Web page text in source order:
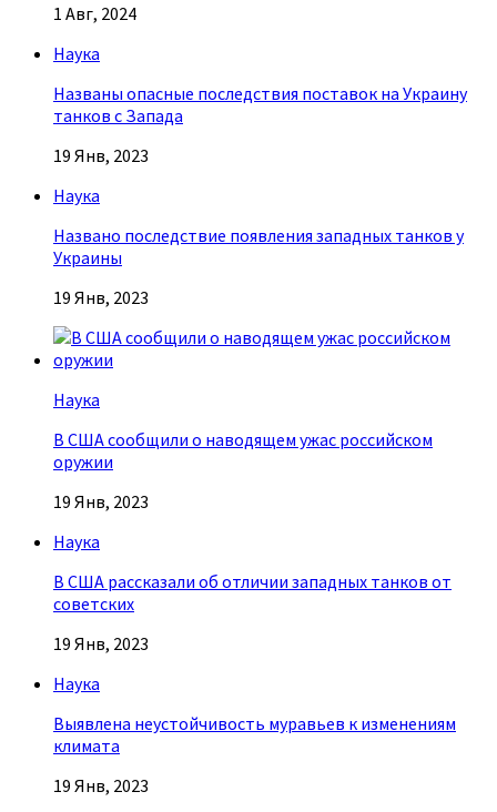
1 Авг, 2024
Наука
Названы опасные последствия поставок на Украину
танков с Запада
19 Янв, 2023
Наука
Названо последствие появления западных танков у
Украины
19 Янв, 2023
Наука
В США сообщили о наводящем ужас российском
оружии
19 Янв, 2023
Наука
В США рассказали об отличии западных танков от
советских
19 Янв, 2023
Наука
Выявлена неустойчивость муравьев к изменениям
климата
19 Янв, 2023